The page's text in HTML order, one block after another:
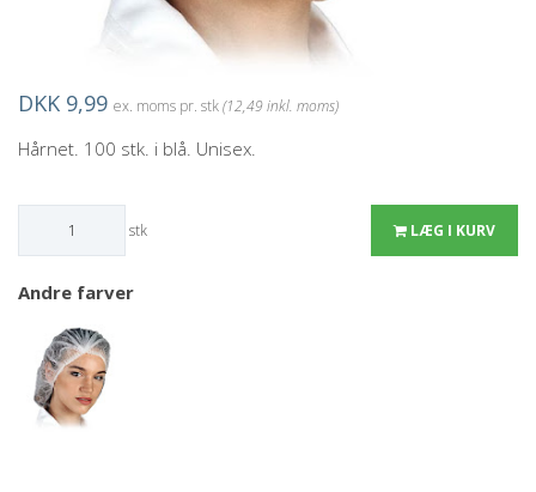
DKK 9,99 ex. moms pr. stk(12,49 inkl. moms)
Hårnet. 100 stk. i blå. Unisex.
stk LÆG I KURV
Andre farver